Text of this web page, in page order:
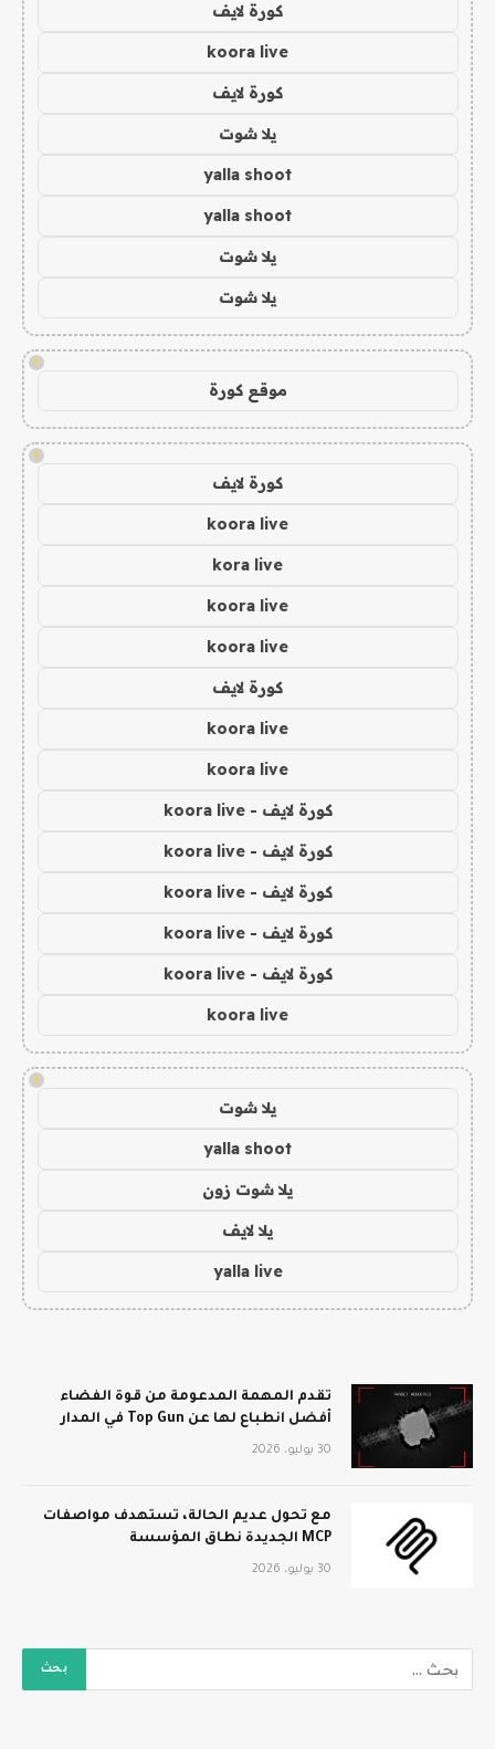
كورة لايف
koora live
كورة لايف
يلا شوت
yalla shoot
yalla shoot
يلا شوت
يلا شوت
!
موقع كورة
!
كورة لايف
koora live
kora live
koora live
koora live
كورة لايف
koora live
koora live
كورة لايف - koora live
كورة لايف - koora live
كورة لايف - koora live
كورة لايف - koora live
كورة لايف - koora live
koora live
!
يلا شوت
yalla shoot
يلا شوت زون
يلا لايف
yalla live
تقدم المهمة المدعومة من قوة الفضاء
أفضل انطباع لها عن Top Gun في المدار
30 يوليو، 2026
مع تحول عديم الحالة، تستهدف مواصفات
MCP الجديدة نطاق المؤسسة
30 يوليو، 2026